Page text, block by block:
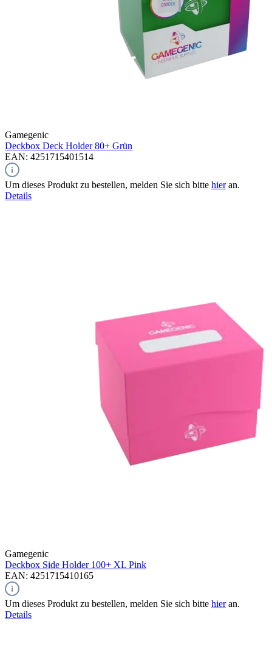
Gamegenic
Deckbox Deck Holder 80+ Grün
EAN: 4251715401514
Um dieses Produkt zu bestellen, melden Sie sich bitte hieran.
Details
Gamegenic
Deckbox Side Holder 100+ XL Pink
EAN: 4251715410165
Um dieses Produkt zu bestellen, melden Sie sich bitte hieran.
Details